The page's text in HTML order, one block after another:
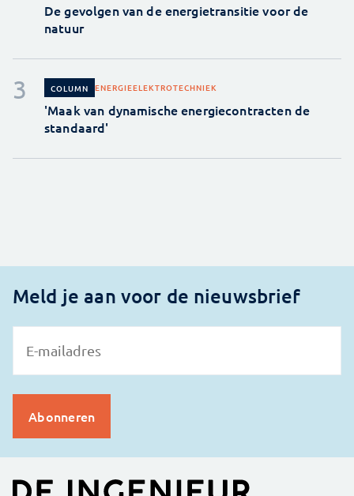
De gevolgen van de energietransitie voor de
natuur
COLUMN ENERGIEELEKTROTECHNIEK
'Maak van dynamische energiecontracten de
standaard'
Meld je aan voor de nieuwsbrief